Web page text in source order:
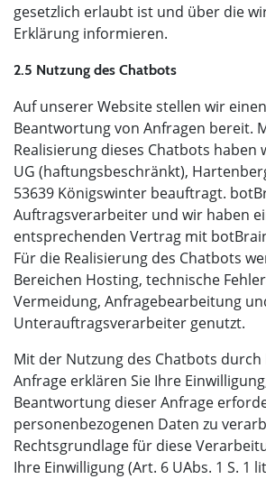
gesetzlich erlaubt ist und über die
Erklärung informieren.
2.5 Nutzung des Chatbots
Auf unserer Website stellen wir
Beantwortung von Anfragen bereit.
Realisierung dieses Chatbots haben
UG (haftungsbeschränkt),
53639 Königswinter beauftragt.
Auftragsverarbeiter und wir haben
entsprechenden Vertrag mit
Für die Realisierung des Chatbots
Bereichen Hosting, technische
Vermeidung, Anfragebearbeitung
Unterauftragsverarbeiter genutzt.
Mit der Nutzung des Chatbots durch
Anfrage erklären Sie Ihre
Beantwortung dieser Anfrage
personenbezogenen Daten zu
Rechtsgrundlage für diese
Ihre Einwilligung (Art. 6 UAbs. 1 S. 1